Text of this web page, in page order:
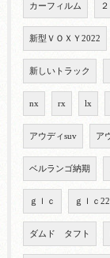
カーフィルム
新型ＶＯＸＹ2022
新しいトラック
nx rx lx
アウディsuv ア
ベルランゴ納期
ｇｌｃ ｇｌｃ
ダムド タフト